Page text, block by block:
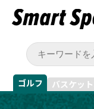
ゴルフ バスケッ